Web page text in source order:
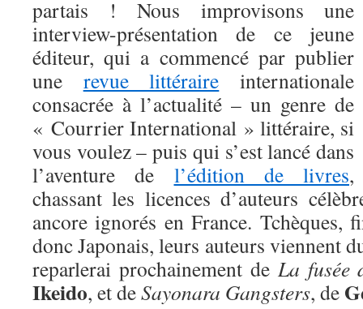
partais ! Nous improvisons une
interview-présentation de ce jeune
éditeur, qui a commencé par publier
une revue littéraire internationale
consacrée à l’actualité – un genre de
« Courrier International » littéraire, si
vous voulez – puis qui s’est lancé dans
l’aventure de l’édition de livres,
chassant les licences d’auteurs
ancore ignorés en France. Tchèques,
donc Japonais, leurs auteurs viennent
reparlerai prochainement de La fusée
Ikeido, et deSayonara Gangsters, de